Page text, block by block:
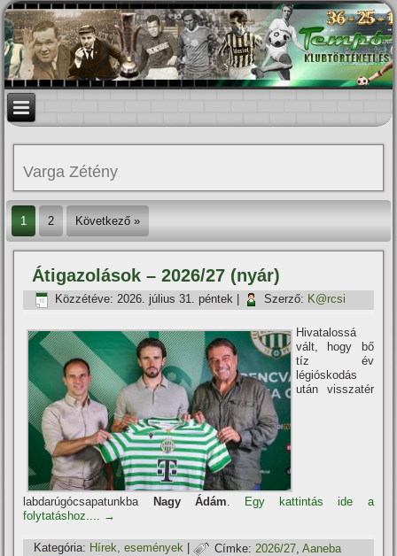
Varga Zétény
1 2 Következő »
Átigazolások – 2026/27 (nyár)
Közzétéve: 2026. július 31. péntek Szerző: K@rcsi
Hivatalossá
vált, hogy bő
tíz év
légióskodás
után visszatér
labdarúgócsapatunkba Nagy Ádám.
Egy kattintás ide a
folytatáshoz.... →
Kategória: Hí­rek, események | Címke: 2026/27 ,Aaneba